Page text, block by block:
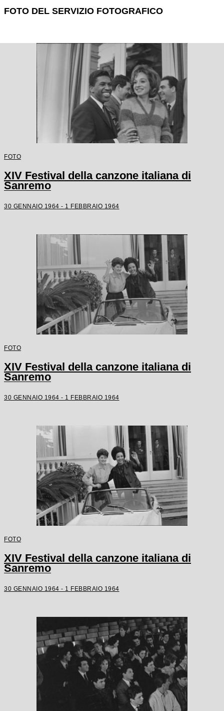
FOTO DEL SERVIZIO FOTOGRAFICO
FOTO
XIV Festival della canzone italiana di
Sanremo
30 GENNAIO 1964 - 1 FEBBRAIO 1964
FOTO
XIV Festival della canzone italiana di
Sanremo
30 GENNAIO 1964 - 1 FEBBRAIO 1964
FOTO
XIV Festival della canzone italiana di
Sanremo
30 GENNAIO 1964 - 1 FEBBRAIO 1964